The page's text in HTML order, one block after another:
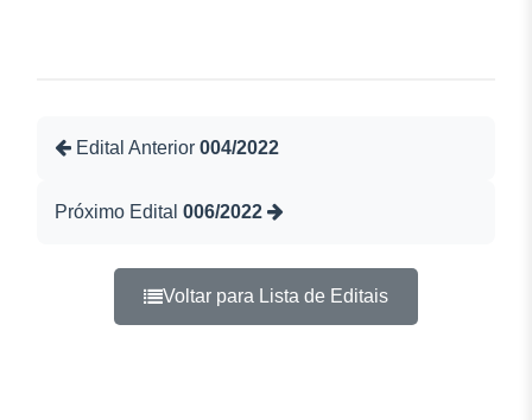
Edital Anterior 004/2022
Próximo Edital 006/2022
Voltar para Lista de Editais